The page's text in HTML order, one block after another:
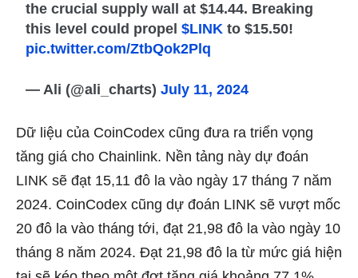
the crucial supply wall at $14.44. Breaking
this level could propel$LINK to $15.50!
pic.twitter.com/ZtbQok2Plq
— Ali (@ali_charts)July 11, 2024
Dữ liệu của CoinCodex cũng đưa ra triển vọng
tăng giá cho Chainlink. Nền tảng này dự đoán
LINK sẽ đạt 15,11 đô la vào ngày 17 tháng 7 năm
2024. CoinCodex cũng dự đoán LINK sẽ vượt mốc
20 đô la vào tháng tới, đạt 21,98 đô la vào ngày 10
tháng 8 năm 2024. Đạt 21,98 đô la từ mức giá hiện